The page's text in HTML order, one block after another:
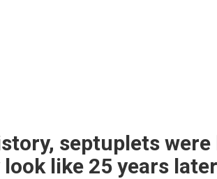
septuplets were
like 25 years later